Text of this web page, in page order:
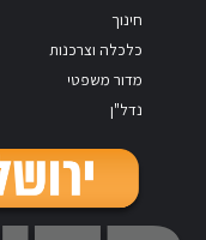
חינוך
כלכלה וצרכנות
מדור משפטי
נדל"ן